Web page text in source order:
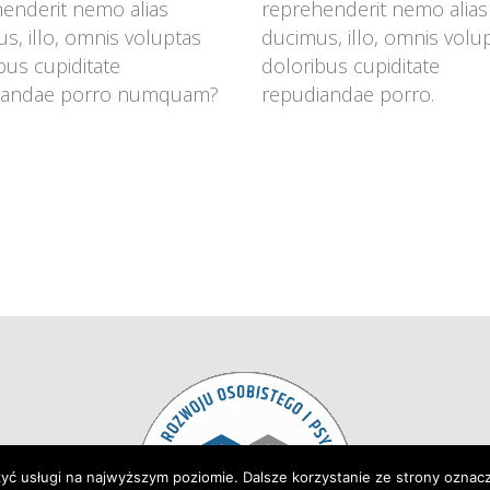
nemo alias
illo, omnis voluptas
cupiditate
porro numquam?
reprehenderit nemo alias
ducimus, illo, omnis
doloribus cupiditate
repudiandae porro.
usługi na najwyższym poziomie. Dalsze korzystanie ze strony